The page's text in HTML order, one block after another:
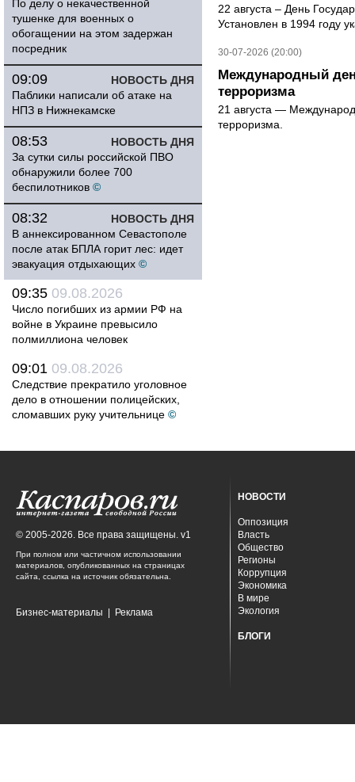
По делу о некачественной
тушенке для военных о
обогащении на этом задержан
посредник
НОВОСТЬ ДНЯ
09:09
Паблики написали об атаке на
НПЗ в Нижнекамске
НОВОСТЬ ДНЯ
08:53
За сутки силы российской ПВО
обнаружили более 700
беспилотников ©
НОВОСТЬ ДНЯ
08:32
В аннексированном Севастополе
после атак БПЛА горит лес: идет
эвакуация отдыхающих ©
09:35 09.08.2026
Число погибших из армии РФ на
войне в Украине превысило
полмиллиона человек
09:01 09.08.2026
Следствие прекратило уголовное
дело в отношении полицейских,
сломавших руку учительнице ©
22 августа – День
Установлен в 1994 году
30-07-2026 (20:00)
Международный
терроризма
21 августа —
терроризма.
© 2005-2026. Все права защищены. v1
При полном или частичном использовании
материалов, опубликованных на страницах
сайта, ссылка на источник обязательна.
Бизнес-материалы Реклама
НОВОСТИ
Оппозиция
Власть
Общество
Регионы
Коррупция
Экономика
В мире
Экология
БЛОГИ